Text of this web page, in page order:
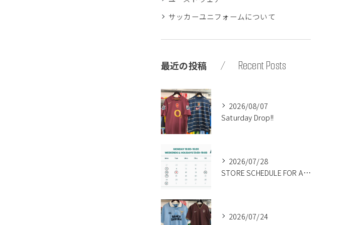
サッカーユニフォームについて
最近の投稿 Recent Posts
2026/08/07
Saturday Drop!!
2026/07/28
STORE SCHEDULE FOR AUGUST🍉
2026/07/24